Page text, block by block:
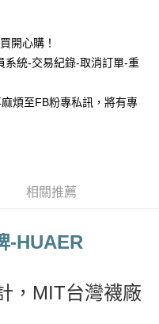
費
費
開心購！
系統-交易紀錄-取消訂單-重
煩至FB粉專私訊，將有專
相關推薦
-HUAER
，MIT台灣襪廠